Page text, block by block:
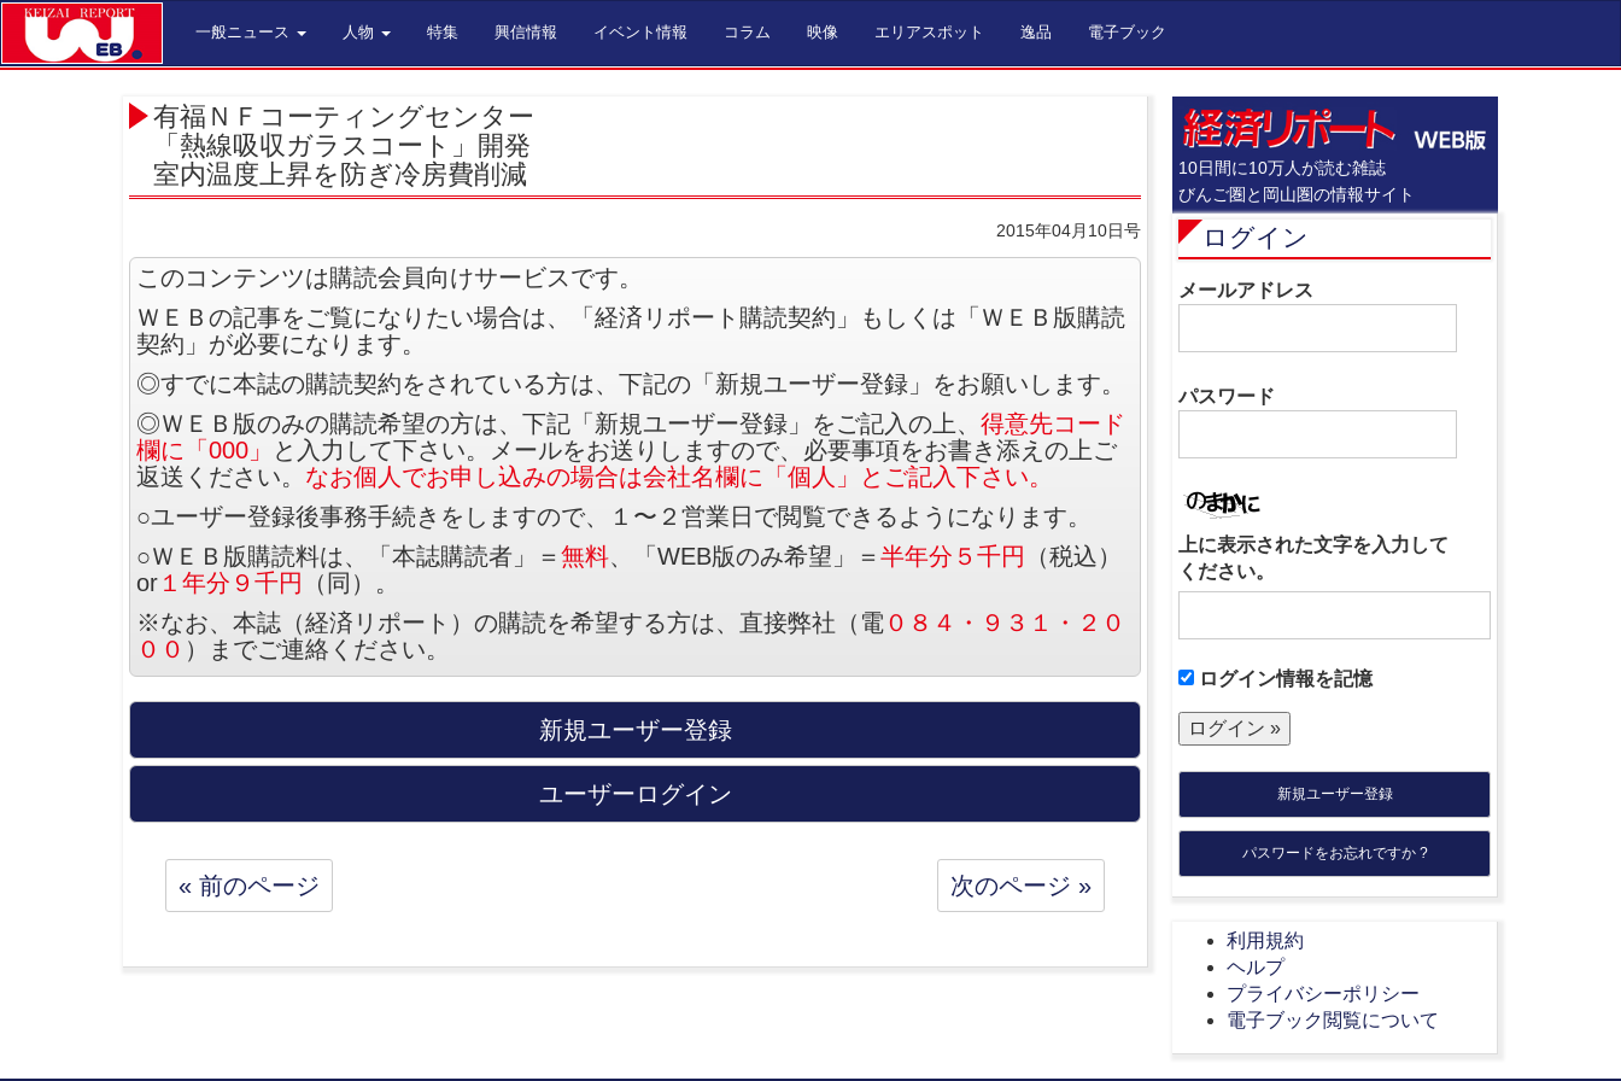
一般ニュース 人物 特集 興信情報 イベント情報 コラム 映像 エリアスポット 逸品 電子ブック
有福ＮＦコーティングセンター
「熱線吸収ガラスコート」開発
室内温度上昇を防ぎ冷房費削減
2015年04月10日号
このコンテンツは購読会員向けサービスです。
ＷＥＢの記事をご覧になりたい場合は、「経済リポート購読契約」もしくは「ＷＥＢ版購読
契約」が必要になります。
◎すでに本誌の購読契約をされている方は、下記の「新規ユーザー登録」をお願いします。
◎ＷＥＢ版のみの購読希望の方は、下記「新規ユーザー登録」をご記入の上、 得意先コード
欄に「000」
と入力して下さい。メールをお送りしますので、必要事項をお書き添えの上ご
返送ください。 なお個人でお申し込みの場合は会社名欄に「個人」とご記入下さい。
○ユーザー登録後事務手続きをしますので、１〜２営業日で閲覧できるようになります。
○ＷＥＢ版購読料は、「本誌購読者」＝無料、「WEB版のみ希望」＝半年分５千円
（税込）
or １年分９千円
（同）。
※なお、本誌（経済リポート）の購読を希望する方は、直接弊社（電 ０８４・９３１・２０
００ ）までご連絡ください。
新規ユーザー登録
ユーザーログイン
« 前のページ 次のページ »
10日間に10万人が読む雑誌
びんご圏と岡山圏の情報サイト
ログイン
メールアドレス
パスワード
上に表示された文字を入力して
ください。
ログイン情報を記憶
新規ユーザー登録
パスワードをお忘れですか ?
利用規約
ヘルプ
プライバシーポリシー
電子ブック閲覧について